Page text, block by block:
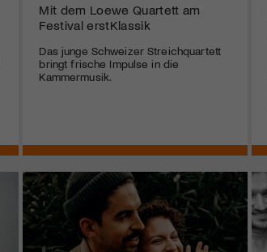
Mit dem Loewe Quartett am
Festival erstKlassik
Das junge Schweizer Streichquartett
bringt frische Impulse in die
Kammermusik.